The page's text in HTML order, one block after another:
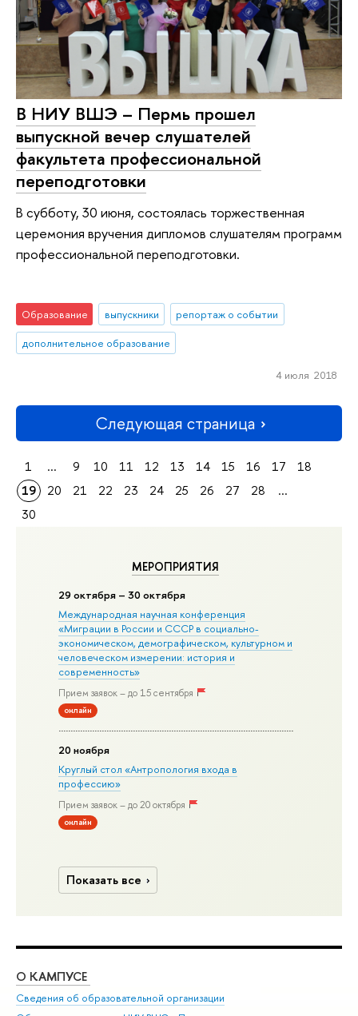
МЕРОПРИЯТИЯ
29 октября – 30 октября
Международная научная конференция
«Миграции в Росcии и СССР в социально-
экономическом, демографическом, культурном и
человеческом измерении: история и
современность»
Прием заявок – до 15 сентября
онлайн
20 ноября
Круглый стол «Антропология входа в
профессию»
Прием заявок – до 20 октября
онлайн
Показать все
В НИУ ВШЭ – Пермь прошел
выпускной вечер слушателей
факультета профессиональной
переподготовки
В субботу, 30 июня, состоялась торжественная
церемония вручения дипломов слушателям программ
профессиональной переподготовки.
Образование выпускники
репортаж о событии
дополнительное образование
4 июля 2018
Следующая страница
1 ... 9 10 11 12 13 14 15 16 17
18
19
20 21 22 23 24 25 26 27 28
...
30
О КАМПУСЕ
Сведения об образовательной организации